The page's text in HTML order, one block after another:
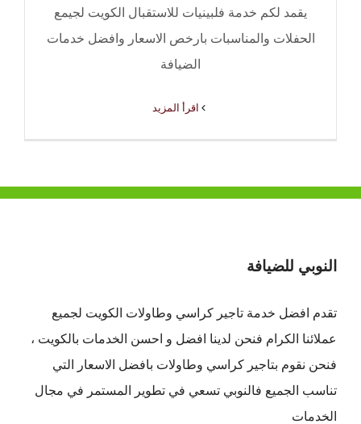
يقمد لكم خدمة فلبينيات للاستقبال الكويت لجيمع
الحفلات والمناسبات بارخص الاسعار وافضل خدمات
الضيافة
النوبي للضيافة
تقدم افضل خدمة تاجير كراسي وطاولات الكويت لجميع
عملائنا الكرام فنحن لدينا افضل و احسن الخدمات بالكويت ،
فنحن نقوم بتاجير كراسي وطاولات بافضل الاسعار التي
تناسب الجميع فالنوبي تسعي في تطوير المستمر في مجال
الخدمات